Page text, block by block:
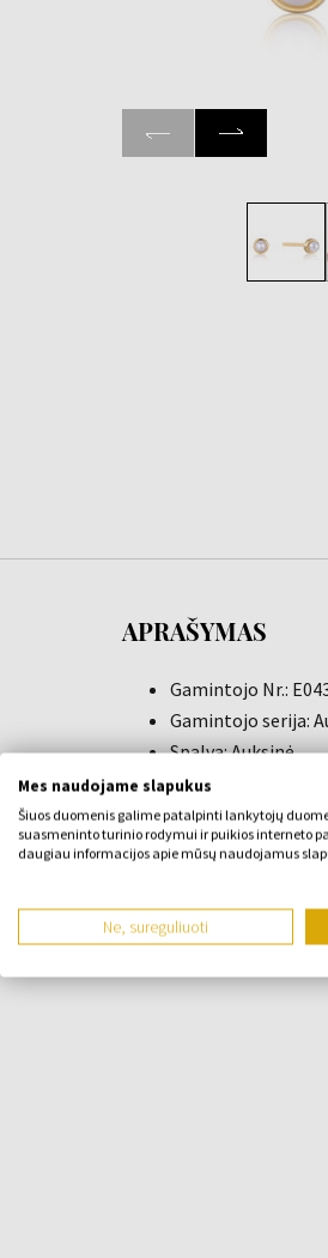
APRAŠYMAS
Gamintojo Nr.:
Gamintojo serija:
Spalva: Auksinė
Medžiaga: Sidabras
Skirta: Moterims
Stilius: Mada
Pristatymo
Mes naudojame slapukus
Šiuos duomenis galime patalpinti lankytojų
suasmeninto turinio rodymui ir puikios interneto
daugiau informacijos apie mūsų naudojamus
Ne, sureguliuoti